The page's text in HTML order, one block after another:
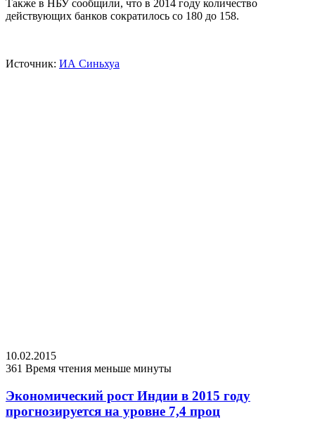
Также в НБУ сообщили, что в 2014 году количество
действующих банков сократилось со 180 до 158.
Источник: ИА Синьхуа
10.02.2015
361 Время чтения меньше минуты
Экономический рост Индии в 2015 году
прогнозируется на уровне 7,4 проц